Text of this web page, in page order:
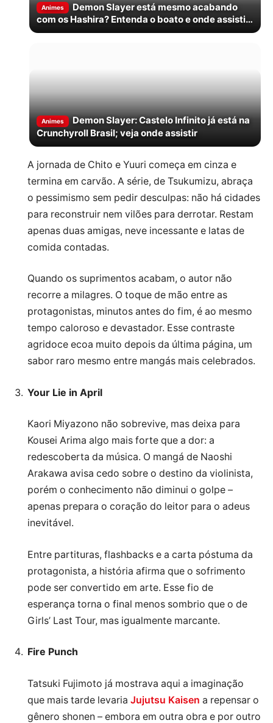
Animes
Demon Slayer está mesmo acabando
com os Hashira? Entenda o boato e onde assistir
Castelo Infinito
Animes
Demon Slayer: Castelo Infinito já está na
Crunchyroll Brasil; veja onde assistir
A jornada de Chito e Yuuri começa em cinza e
termina em carvão. A série, de Tsukumizu, abraça
o pessimismo sem pedir desculpas: não há cidades
para reconstruir nem vilões para derrotar. Restam
apenas duas amigas, neve incessante e latas de
comida contadas.
Quando os suprimentos acabam, o autor não
recorre a milagres. O toque de mão entre as
protagonistas, minutos antes do fim, é ao mesmo
tempo caloroso e devastador. Esse contraste
agridoce ecoa muito depois da última página, um
sabor raro mesmo entre mangás mais celebrados.
Your Lie in April
Kaori Miyazono não sobrevive, mas deixa para
Kousei Arima algo mais forte que a dor: a
redescoberta da música. O mangá de Naoshi
Arakawa avisa cedo sobre o destino da violinista,
porém o conhecimento não diminui o golpe –
apenas prepara o coração do leitor para o adeus
inevitável.
Entre partituras, flashbacks e a carta póstuma da
protagonista, a história afirma que o sofrimento
pode ser convertido em arte. Esse fio de
esperança torna o final menos sombrio que o de
Girls’ Last Tour, mas igualmente marcante.
Fire Punch
Tatsuki Fujimoto já mostrava aqui a imaginação
que mais tarde levaria Jujutsu Kaisen a repensar o
gênero shonen – embora em outra obra e por outro